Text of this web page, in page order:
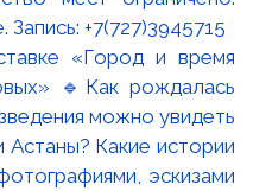
«Город и время
🔹Как рождалась
можно увидеть
Астаны? Какие истории
эскизами